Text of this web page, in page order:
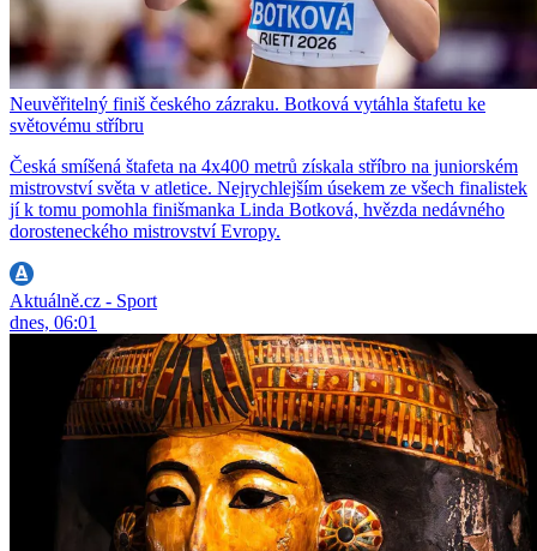
Neuvěřitelný finiš českého zázraku. Botková vytáhla štafetu ke
světovému stříbru
Česká smíšená štafeta na 4x400 metrů získala stříbro na juniorském
mistrovství světa v atletice. Nejrychlejším úsekem ze všech finalistek
jí k tomu pomohla finišmanka Linda Botková, hvězda nedávného
dorosteneckého mistrovství Evropy.
Aktuálně.cz - Sport
dnes, 06:01